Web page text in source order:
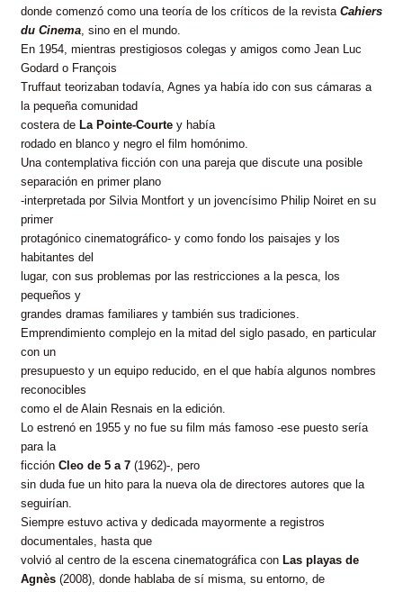
donde comenzó como una teoría de los críticos de la revista Cahiers
du Cinema, sino en el mundo.
En 1954, mientras prestigiosos colegas y amigos como Jean Luc
Godard o François
Truffaut teorizaban todavía, Agnes ya había ido con sus cámaras a
la pequeña comunidad
costera de La Pointe-Courte y había
rodado en blanco y negro el film homónimo.
Una contemplativa ficción con una pareja que discute una posible
separación en primer plano
-interpretada por Silvia Montfort y un jovencísimo Philip Noiret en su
primer
protagónico cinematográfico- y como fondo los paisajes y los
habitantes del
lugar, con sus problemas por las restricciones a la pesca, los
pequeños y
grandes dramas familiares y también sus tradiciones.
Emprendimiento complejo en la mitad del siglo pasado, en particular
con un
presupuesto y un equipo reducido, en el que había algunos nombres
reconocibles
como el de Alain Resnais en la edición.
Lo estrenó en 1955 y no fue su film más famoso -ese puesto sería
para la
ficción Cleo de 5 a 7 (1962)-, pero
sin duda fue un hito para la nueva ola de directores autores que la
seguirían.
Siempre estuvo activa y dedicada mayormente a registros
documentales, hasta que
volvió al centro de la escena cinematográfica con Las playas de
Agnès (2008), donde hablaba de sí misma, su entorno, de